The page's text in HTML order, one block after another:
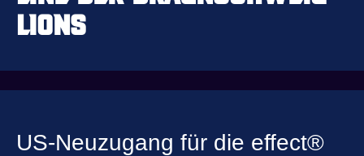
Lions
US-Neuzugang für die effect®